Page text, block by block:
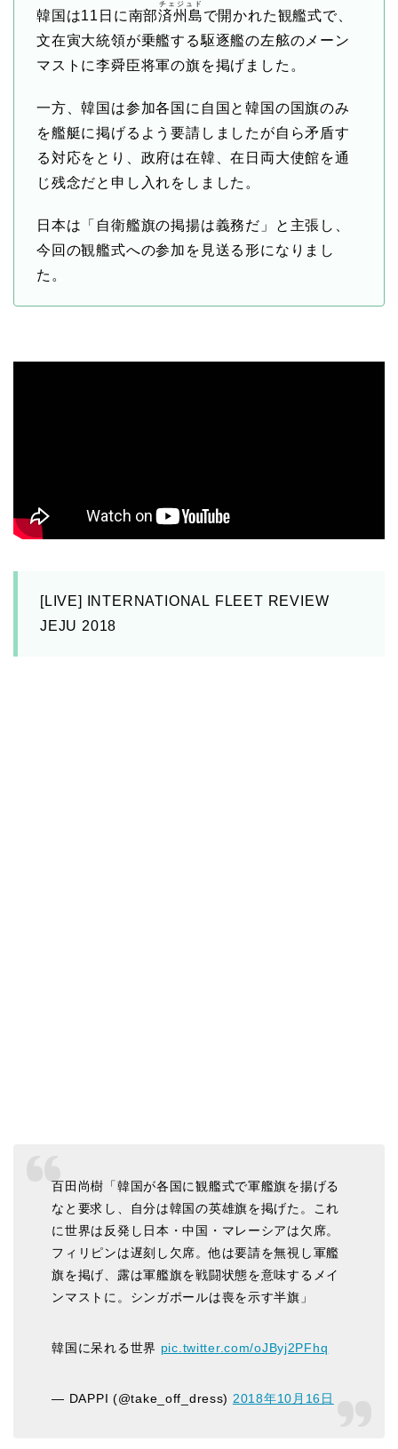
韓国は11日に南部済州島
チェジュド
で開かれた観艦式で、
文在寅大統領が乗艦する駆逐艦の左舷のメーン
マストに李舜臣将軍の旗を掲げました。
一方、韓国は参加各国に自国と韓国の国旗のみ
を艦艇に掲げるよう要請しましたが自ら矛盾す
る対応をとり、政府は在韓、在日両大使館を通
じ残念だと申し入れをしました。
日本は「自衛艦旗の掲揚は義務だ」と主張し、
今回の観艦式への参加を見送る形になりまし
た。
[LIVE] INTERNATIONAL FLEET REVIEW
JEJU 2018
百田尚樹「韓国が各国に観艦式で軍艦旗を揚げる
なと要求し、自分は韓国の英雄旗を掲げた。これ
に世界は反発し日本・中国・マレーシアは欠席。
フィリピンは遅刻し欠席。他は要請を無視し軍艦
旗を掲げ、露は軍艦旗を戦闘状態を意味するメイ
ンマストに。シンガポールは喪を示す半旗」
韓国に呆れる世界 pic.twitter.com/oJByj2PFhq
— DAPPI (@take_off_dress) 2018年10月16日